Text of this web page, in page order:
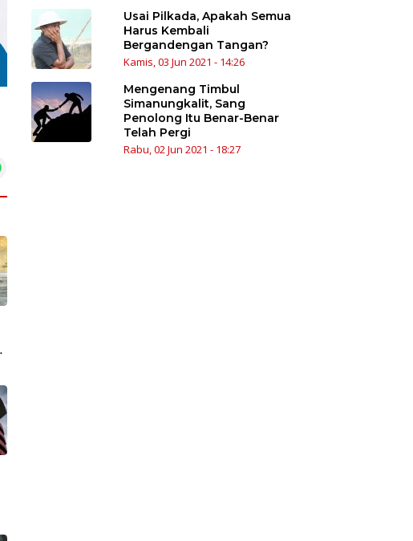
Usai Pilkada, Apakah Semua
Harus Kembali
Bergandengan Tangan?
Kamis, 03 Jun 2021 - 14:26
Mengenang Timbul
Simanungkalit, Sang
Penolong Itu Benar-Benar
Telah Pergi
Rabu, 02 Jun 2021 - 18:27